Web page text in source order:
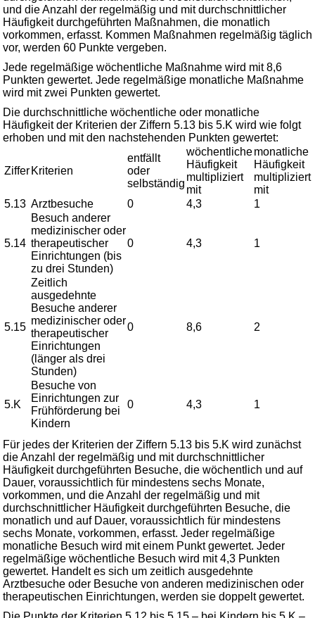
und die Anzahl der regelmäßig und mit durchschnittlicher
Häufigkeit durchgeführten Maßnahmen, die monatlich
vorkommen, erfasst. Kommen Maßnahmen regelmäßig täglich
vor, werden 60 Punkte vergeben.
Jede regelmäßige wöchentliche Maßnahme wird mit 8,6
Punkten gewertet. Jede regelmäßige monatliche Maßnahme
wird mit zwei Punkten gewertet.
Die durchschnittliche wöchentliche oder monatliche
Häufigkeit der Kriterien der Ziffern 5.13 bis 5.K wird wie folgt
erhoben und mit den nachstehenden Punkten gewertet:
Ziffer Kriterien
entfällt
oder
selbständig
wöchentliche
Häufigkeit
multipliziert
mit
monatliche
Häufigkeit
multipliziert
mit
5.13 Arztbesuche 0 4,3 1
5.14
Besuch anderer
medizinischer oder
therapeutischer
Einrichtungen (bis
zu drei Stunden)
0 4,3 1
5.15
Zeitlich
ausgedehnte
Besuche anderer
medizinischer oder
therapeutischer
Einrichtungen
(länger als drei
Stunden)
0 8,6 2
5.K
Besuche von
Einrichtungen zur
Frühförderung bei
Kindern
0 4,3 1
Für jedes der Kriterien der Ziffern 5.13 bis 5.K wird zunächst
die Anzahl der regelmäßig und mit durchschnittlicher
Häufigkeit durchgeführten Besuche, die wöchentlich und auf
Dauer, voraussichtlich für mindestens sechs Monate,
vorkommen, und die Anzahl der regelmäßig und mit
durchschnittlicher Häufigkeit durchgeführten Besuche, die
monatlich und auf Dauer, voraussichtlich für mindestens
sechs Monate, vorkommen, erfasst. Jeder regelmäßige
monatliche Besuch wird mit einem Punkt gewertet. Jeder
regelmäßige wöchentliche Besuch wird mit 4,3 Punkten
gewertet. Handelt es sich um zeitlich ausgedehnte
Arztbesuche oder Besuche von anderen medizinischen oder
therapeutischen Einrichtungen, werden sie doppelt gewertet.